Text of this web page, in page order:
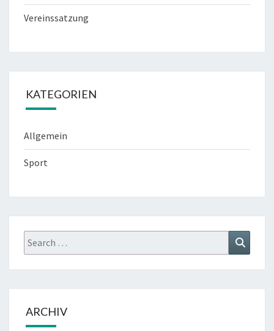
Vereinssatzung
KATEGORIEN
Allgemein
Sport
Search
for:
ARCHIV